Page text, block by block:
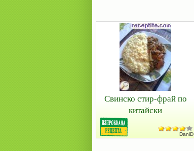
Свинско стир-фрай по
китайски
DaniD